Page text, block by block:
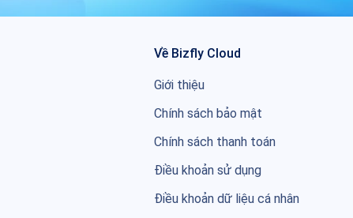
Về Bizfly Cloud
Giới thiệu
Chính sách bảo mật
Chính sách thanh toán
Điều khoản sử dụng
Điều khoản dữ liệu cá nhân